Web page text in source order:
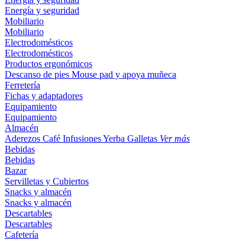
Energía y seguridad
Mobiliario
Mobiliario
Electrodomésticos
Electrodomésticos
Productos ergonómicos
Descanso de pies Mouse pad y apoya muñeca
Ferretería
Fichas y adaptadores
Equipamiento
Equipamiento
Almacén
Aderezos Café InfusionesYerba Galletas Ver más
Bebidas
Bebidas
Bazar
Servilletas y Cubiertos
Snacks y almacén
Snacks y almacén
Descartables
Descartables
Cafetería